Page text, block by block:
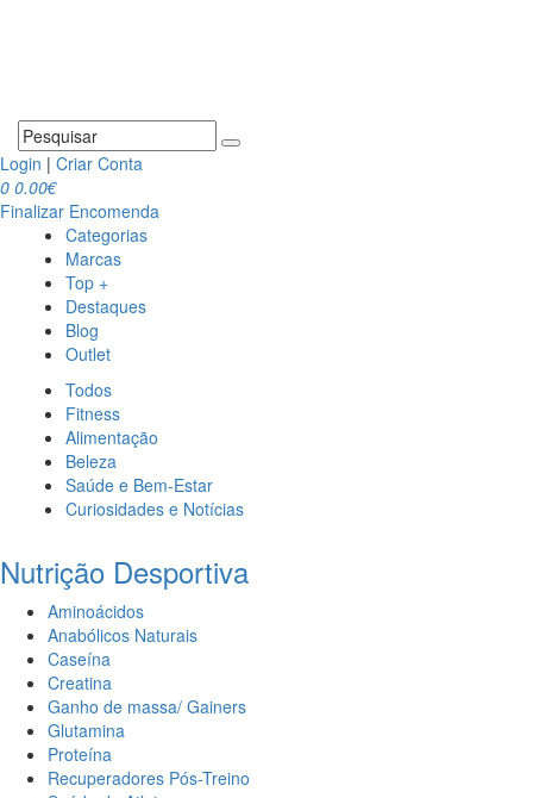
Login | Criar Conta
0 0.00€
Finalizar Encomenda
Categorias
Marcas
Top +
Destaques
Blog
Outlet
Todos
Fitness
Alimentação
Beleza
Saúde e Bem-Estar
Curiosidades e Notícias
Nutrição Desportiva
Aminoácidos
Anabólicos Naturais
Caseína
Creatina
Ganho de massa/ Gainers
Glutamina
Proteína
Recuperadores Pós-Treino